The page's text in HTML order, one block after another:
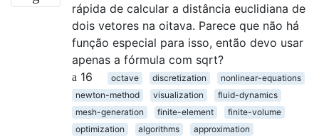
rápida de calcular a distância euclidiana de
dois vetores na oitava. Parece que não há
função especial para isso, então devo usar
apenas a fórmula com sqrt?
16
octave discretization
nonlinear-equations
newton-method
visualization
fluid-dynamics
mesh-generation
finite-element
finite-volume
optimization
algorithms
approximation